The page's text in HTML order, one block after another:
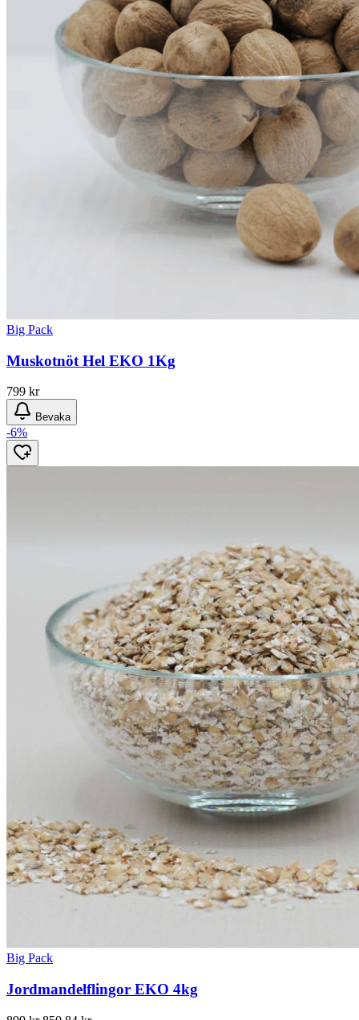
Big Pack
Muskotnöt Hel EKO 1Kg
799 kr
Bevaka
-6%
Big Pack
Jordmandelflingor EKO 4kg